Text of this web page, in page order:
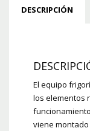
DESCRIPCIÓN
El equipo
los elementos
viene